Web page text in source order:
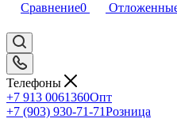
Сравнение0
Телефоны
+7 913 0061360Опт
+7 (903) 930-71-71Розница